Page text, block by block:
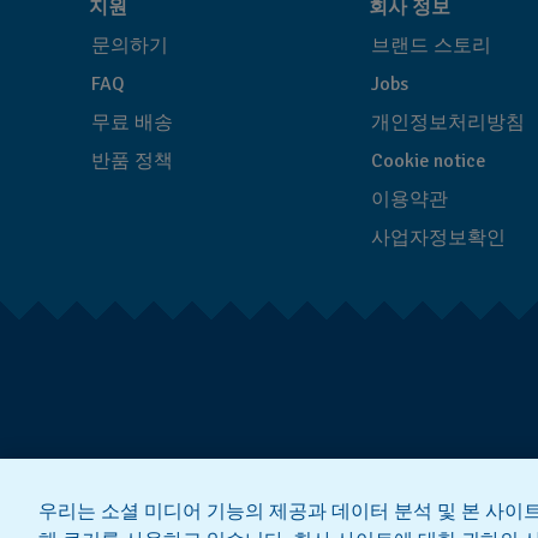
지원
문의하기
FAQ
무료 배송
반품 정책
회사 정보
브랜드 스토리
Jobs
개인정보처리방침
Cookie notice
이용약관
사업자정보확인
우리는 소셜 미디어 기능의 제공과 데이터 분석 및 본 사